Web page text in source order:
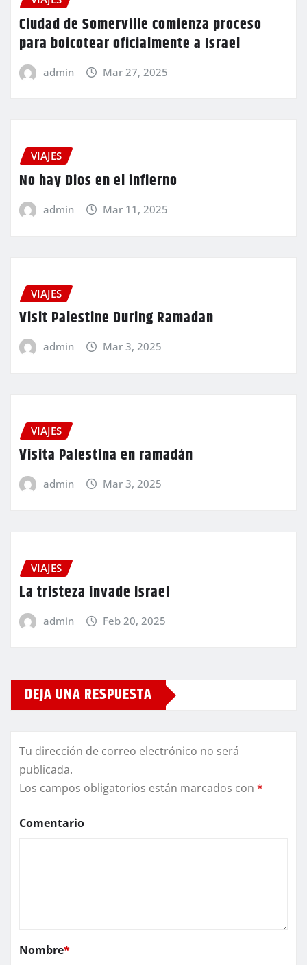
Ciudad de Somerville comienza proceso
para boicotear oficialmente a Israel
admin Mar 27, 2025
VIAJES
No hay Dios en el infierno
admin Mar 11, 2025
VIAJES
Visit Palestine During Ramadan
admin Mar 3, 2025
VIAJES
Visita Palestina en ramadán
admin Mar 3, 2025
VIAJES
La tristeza invade Israel
admin Feb 20, 2025
DEJA UNA RESPUESTA
Tu dirección de correo electrónico no será
publicada.
Los campos obligatorios están marcados con *
Comentario
Nombre*